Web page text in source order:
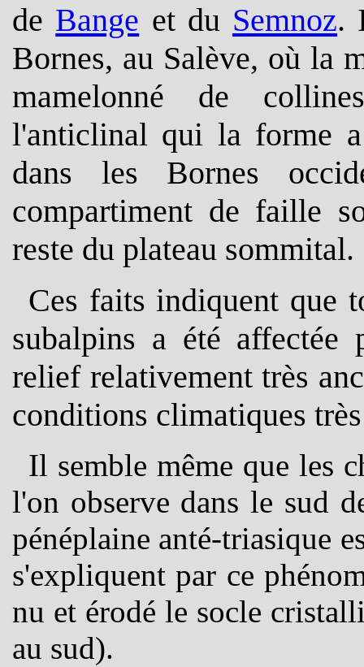
de Bange et du Semnoz.
Bornes, au Salève, où la
mamelonné de
l'anticlinal qui la forme
dans les Bornes
compartiment de faille
reste du plateau sommital.
Ces faits indiquent que
subalpins a été affectée
relief relativement très
conditions climatiques
Il semble même que les
l'on observe dans le sud
pénéplaine anté-triasique
s'expliquent par ce
nu et érodé le socle
au sud).